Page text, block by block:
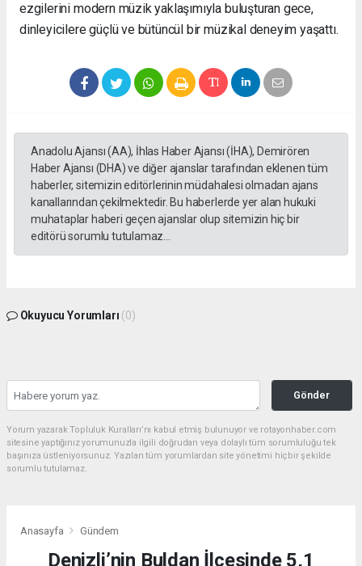
ezgilerini modern müzik yaklaşımıyla buluşturan gece,
dinleyicilere güçlü ve bütüncül bir müzikal deneyim yaşattı.
Anadolu Ajansı (AA), İhlas Haber Ajansı (İHA), Demirören
Haber Ajansı (DHA) ve diğer ajanslar tarafından eklenen tüm
haberler, sitemizin editörlerinin müdahalesi olmadan ajans
kanallarından çekilmektedir. Bu haberlerde yer alan hukuki
muhataplar haberi geçen ajanslar olup sitemizin hiç bir
editörü sorumlu tutulamaz...
Okuyucu Yorumları (0)
Gönder
Yorum yazarak Topluluk Kuralları’nı kabul etmiş bulunuyor ve rotayonhaber.com
sitesine yaptığınız yorumunuzla ilgili doğrudan veya dolaylı tüm sorumluluğu tek
başınıza üstleniyorsunuz. Yazılan tüm yorumlardan site yönetimi hiçbir şekilde
sorumlu tutulamaz.
Anasayfa Gündem
Denizli’nin Buldan İlçesinde 5,1